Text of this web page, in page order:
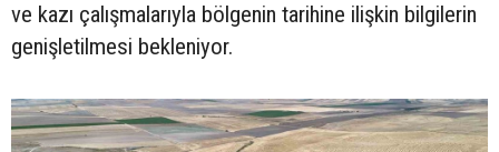
ve kazı çalışmalarıyla bölgenin tarihine ilişkin bilgilerin
genişletilmesi bekleniyor.